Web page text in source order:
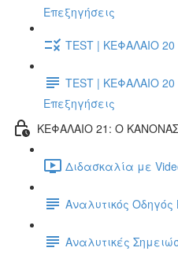
Επεξηγήσεις
TEST | ΚΕΦΑΛΑΙΟ
TEST | ΚΕΦΑΛΑΙΟ 20
Επεξηγήσεις
ΚΕΦΑΛΑΙΟ 21: Ο
Διδασκαλία με
Αναλυτικός
Αναλυτικές